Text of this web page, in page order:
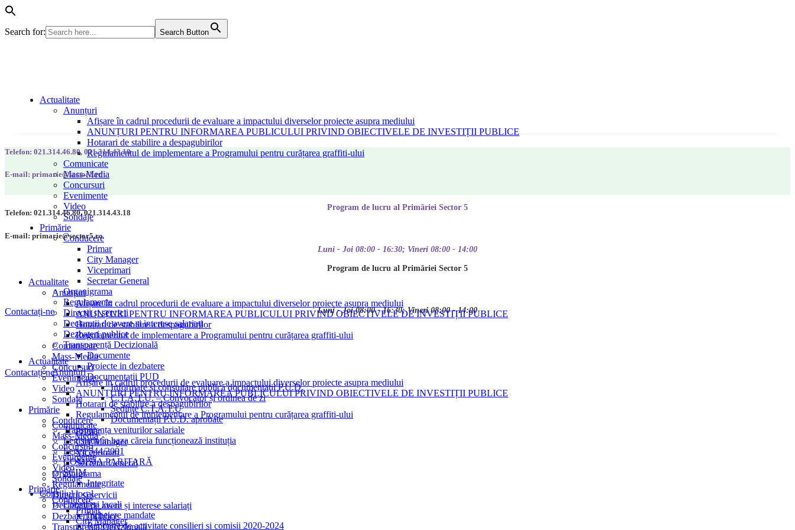
Search for: Search Button
Actualitate
Anunțuri
Afișare în cadrul procedurii de evaluare a impactului diverselor proiecte asupra mediului
ANUNȚURI PENTRU INFORMAREA PUBLICULUI PRIVIND OBIECTIVELE DE INVESTIȚII PUBLICE
Hotarari de stabilire a despagubirilor
Regulamentul de implementare a Programului pentru curățarea graffiti-ului
Comunicate
Mass-Media
Concursuri
Evenimente
Video
Sondaje
Primărie
Conducere
Primar
City Manager
Viceprimari
Secretar General
Organigrama
Regulamente
Direcții și servicii
Declarații de avere și interese salariați
Dezbateri publice
Transparență Decizională
Documente
Proiecte in dezbatere
Documentații PUD
Informare și consultare publică documentații P.U.D.
C.T.A.T.U. – Convocator și ordinea de zi
Ședințe C.T.A.T.U
Documentații P.U.D. aprobate
Transparența veniturilor salariale
Legislația în baza căreia funcționează instituția
Legea 544/2001
COMISIA PARITARĂ
SCIM
Integritate
Consiliul local
Consilieri locali
Incheiere mandate
Rapoarte de activitate consilieri si comisii 2020-2024
Telefon: 021.314.46.80, 021.314.43.18
E-mail: primarie@sector5.ro
Program de lucru al Primăriei Sector 5
Luni - Joi 08:00 - 16:30; Vineri 08:00 - 14:00
Contactați-ne
Telefon: 021.314.46.80, 021.314.43.18
E-mail: primarie@sector5.ro
Program de lucru al Primăriei Sector 5
Luni - Joi 08:00 - 16:30; Vineri 08:00 - 14:00
Contactați-ne
Actualitate
Anunțuri
Afișare în cadrul procedurii de evaluare a impactului diverselor proiecte asupra mediului
ANUNȚURI PENTRU INFORMAREA PUBLICULUI PRIVIND OBIECTIVELE DE INVESTIȚII PUBLICE
Hotarari de stabilire a despagubirilor
Regulamentul de implementare a Programului pentru curățarea graffiti-ului
Comunicate
Mass-Media
Concursuri
Evenimente
Video
Sondaje
Primărie
Conducere
Primar
City Manager
Viceprimari
Secretar General
Organigrama
Regulamente
Direcții și servicii
Declarații de avere și interese salariați
Dezbateri publice
Transparență Decizională
Actualitate
Anunțuri
Afișare în cadrul procedurii de evaluare a impactului diverselor proiecte asupra mediului
ANUNȚURI PENTRU INFORMAREA PUBLICULUI PRIVIND OBIECTIVELE DE INVESTIȚII PUBLICE
Hotarari de stabilire a despagubirilor
Regulamentul de implementare a Programului pentru curățarea graffiti-ului
Comunicate
Mass-Media
Concursuri
Evenimente
Video
Sondaje
Primărie
Conducere
Primar
City Manager